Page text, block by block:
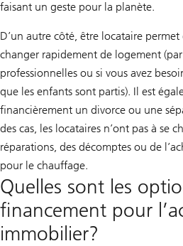
faisant un geste pour la planète.
D’un autre côté, être locataire
changer rapidement de logement
professionnelles ou si vous avez
que les enfants sont partis). Il est
financièrement un divorce ou une
des cas, les locataires n’ont pas à se
réparations, des décomptes ou de
pour le chauffage.
Quelles sont les
financement pour
immobilier?